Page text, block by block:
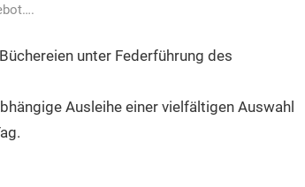
unter Federführung des
Ausleihe einer vielfältigen Auswahl